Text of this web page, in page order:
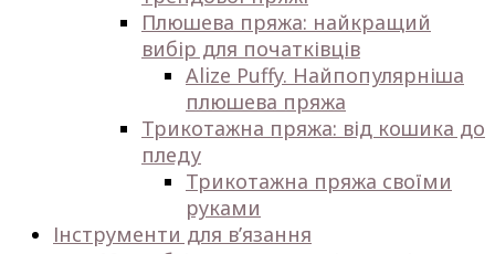
Плюшева пряжа: найкращий
вибір для початківців
Alize Puffy. Найпопулярніша
плюшева пряжа
Трикотажна пряжа: від кошика до
пледу
Трикотажна пряжа своїми
руками
Інструменти для в’язання